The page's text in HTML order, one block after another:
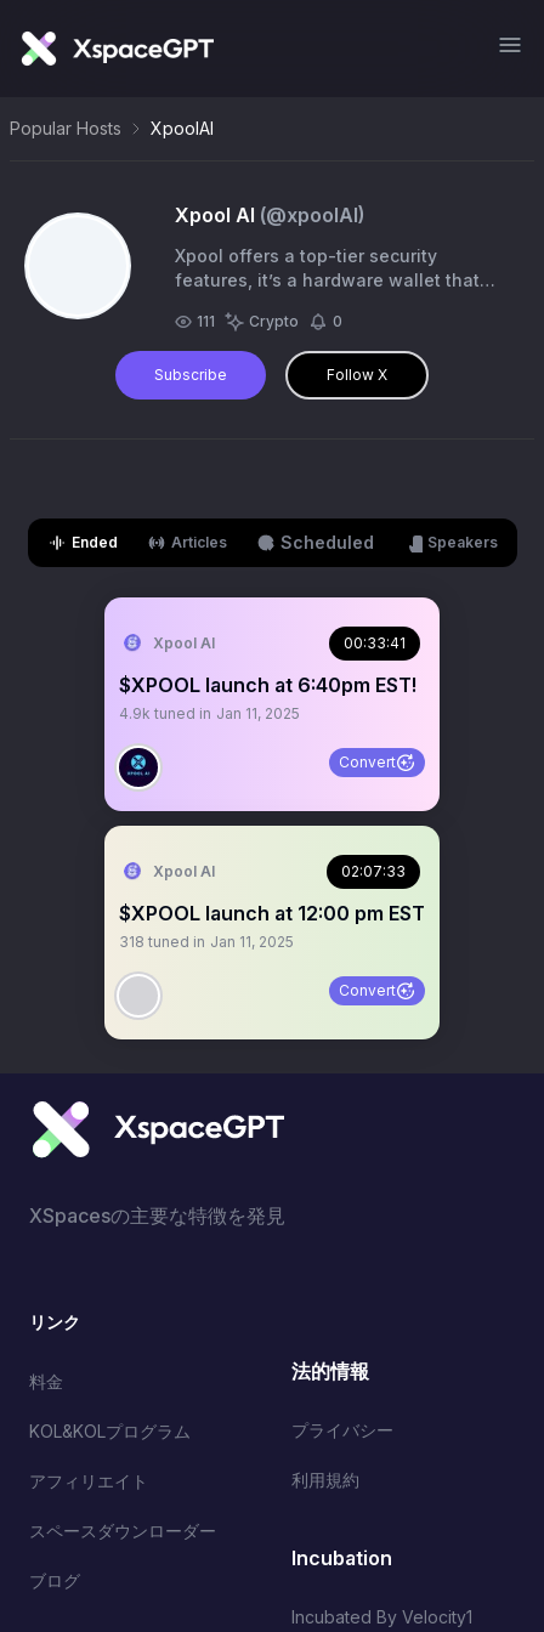
Popular Hosts XpoolAI
Xpool AI (@xpoolAI)
Xpool offers a top-tier security
features, it’s a hardware wallet that
immune to online hacking attempts and
its security
111 Crypto 0
Subscribe Follow X
Ended Articles Scheduled Speakers
Xpool AI 00:33:41
$XPOOL launch at 6:40pm EST!
4.9k tuned in Jan 11, 2025
Convert
Xpool AI 02:07:33
$XPOOL launch at 12:00 pm EST
318 tuned in Jan 11, 2025
Convert
XSpacesの主要な特徴を発見
リンク
料金
KOL&KOLプログラム
アフィリエイト
スペースダウンローダー
ブログ
法的情報
プライバシー
利用規約
Incubation
Incubated By Velocity1